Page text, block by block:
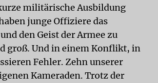
militärische Ausbildung
junge Offiziere das
den Geist der Armee zu
groß. Und in einem Konflikt, in
Fehler. Zehn unserer
Kameraden. Trotz der